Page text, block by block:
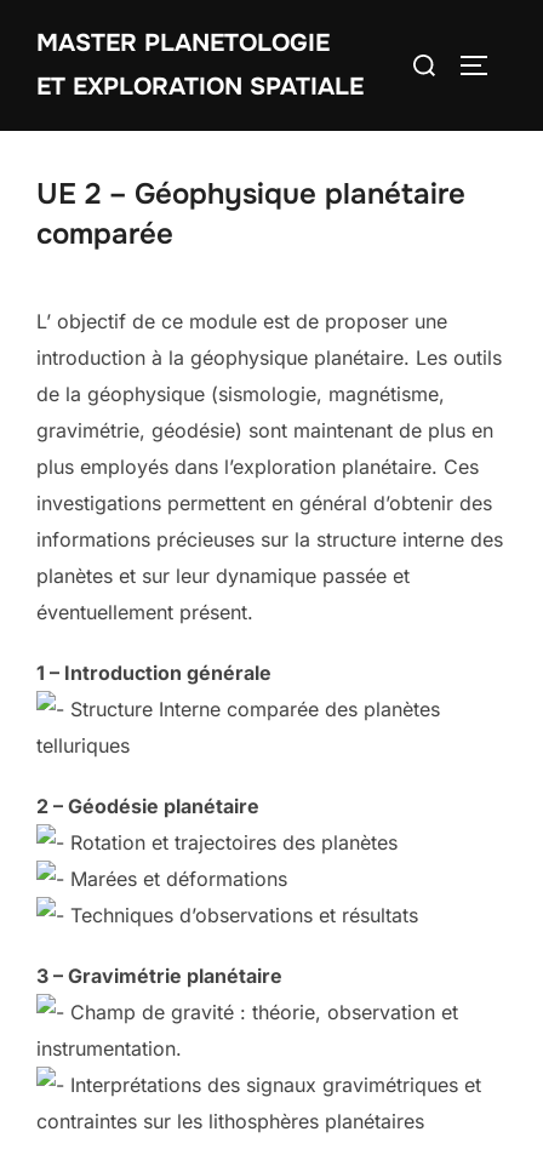
contenu
MASTER PLANETOLOGIE
ET EXPLORATION SPATIALE
Rechercher :
UE 2 – Géophysique planétaire
comparée
L’ objectif de ce module est de proposer une
introduction à la géophysique planétaire. Les outils
de la géophysique (sismologie, magnétisme,
gravimétrie, géodésie) sont maintenant de plus en
plus employés dans l’exploration planétaire. Ces
investigations permettent en général d’obtenir des
informations précieuses sur la structure interne des
planètes et sur leur dynamique passée et
éventuellement présent.
1 – Introduction générale
Structure Interne comparée des planètes
telluriques
2 – Géodésie planétaire
Rotation et trajectoires des planètes
Marées et déformations
Techniques d’observations et résultats
3 – Gravimétrie planétaire
Champ de gravité : théorie, observation et
instrumentation.
Interprétations des signaux gravimétriques et
contraintes sur les lithosphères planétaires